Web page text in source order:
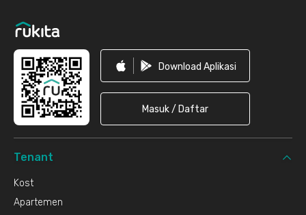
Download Aplikasi
Masuk / Daftar
Tenant
Kost
Apartemen